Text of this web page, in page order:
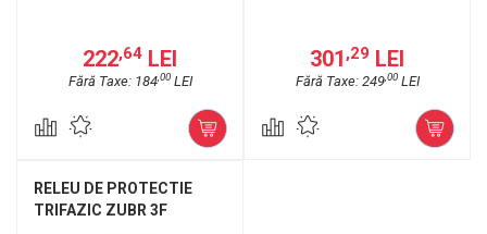
222,64 LEI
Fără Taxe: 184,00LEI
301 ,29 LEI
Fără Taxe: 249,00LEI
RELEU DE PROTECTIE
TRIFAZIC ZUBR 3F